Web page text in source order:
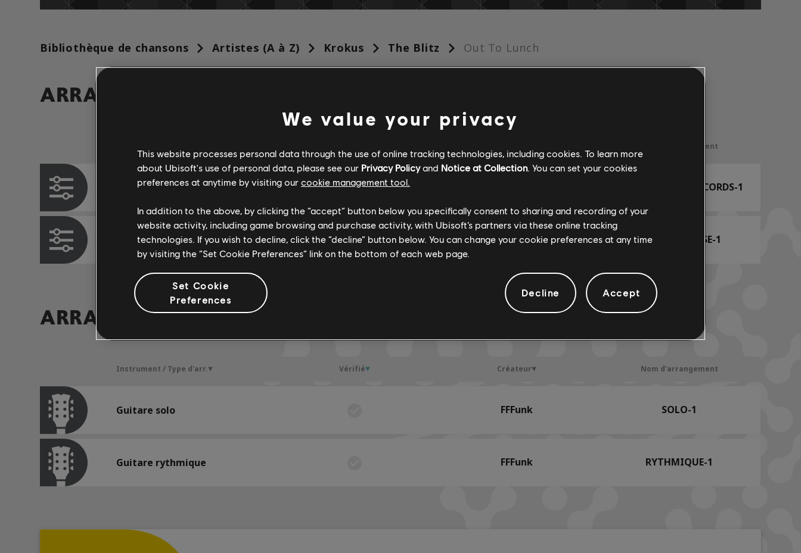
Bibliothèque de chansons Artistes (A à Z) Krokus The Blitz Out To Lunch
ARRANGEMENTS VÉRIFIÉS
Nom d'arrangement
Arrangement accords ARRANGEMENT ACCORDS-1
Accords basse ARCHI ACCORDS BASSE-1
ARRANGEMENTS DE LA COMMUNAUTÉ
Instrument / Type d'arr. Vérifié Créateur Nom d'arrangement
Guitare solo FFFunk SOLO-1
Guitare rythmique FFFunk RYTHMIQUE-1
We value your privacy
This website processes personal data through the use of online tracking technologies, including cookies. To learn more
about Ubisoft's use of personal data, please see our Privacy Policyand Notice at Collection. You can set your cookies
preferences at anytime by visiting our cookie management tool.
In addition to the above, by clicking the “accept” button below you specifically consent to sharing and recording of your
website activity, including game browsing and purchase activity, with Ubisoft’s partners via these online tracking
technologies. If you wish to decline, click the “decline” button below. You can change your cookie preferences at any time
by visiting the “Set Cookie Preferences” link on the bottom of each web page.
Set Cookie
Preferences
Decline Accept